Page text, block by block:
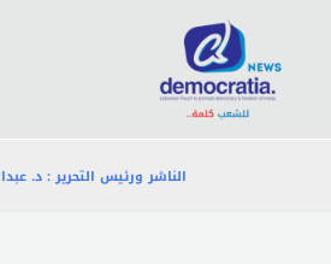
المحتوى
الناشر ورئيس التحرير : د.